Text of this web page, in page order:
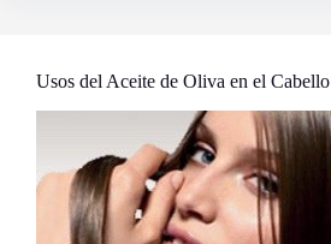
el
Piel
y
la
Salud
Usos del Aceite de Oliva en el Cabello